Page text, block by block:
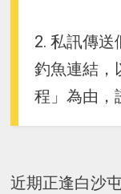
2. 私訊傳
釣魚連結，
程」為由，
近期正逢白沙